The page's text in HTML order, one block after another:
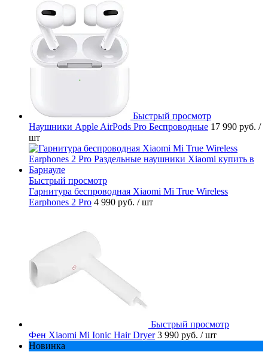
Быстрый просмотр
Наушники Apple AirPods Pro Беспроводные 17 990 руб. /
шт
Быстрый просмотр
Гарнитура беспроводная Xiaomi Mi True Wireless
Earphones 2 Pro 4 990 руб. / шт
Быстрый просмотр
Фен Xiaomi Mi Ionic Hair Dryer 3 990 руб. / шт
Новинка